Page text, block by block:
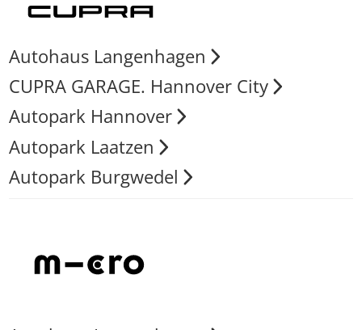
Autohaus Langenhagen
CUPRA GARAGE. Hannover City
Autopark Hannover
Autopark Laatzen
Autopark Burgwedel